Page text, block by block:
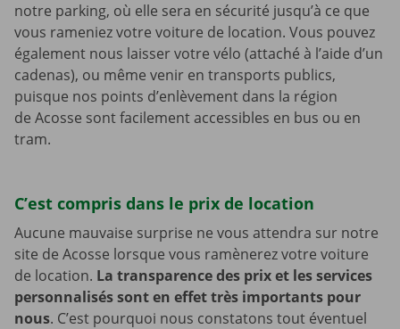
notre parking, où elle sera en sécurité jusqu’à ce que
vous rameniez votre voiture de location. Vous pouvez
également nous laisser votre vélo (attaché à l’aide d’un
cadenas), ou même venir en transports publics,
puisque nos points d’enlèvement dans la région
de Acosse sont facilement accessibles en bus ou en
tram.
C’est compris dans le prix de location
Aucune mauvaise surprise ne vous attendra sur notre
site de Acosse lorsque vous ramènerez votre voiture
de location. La transparence des prix et les services
personnalisés sont en effet très importants pour
nous. C’est pourquoi nous constatons tout éventuel